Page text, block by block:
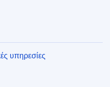
υπηρεσίες